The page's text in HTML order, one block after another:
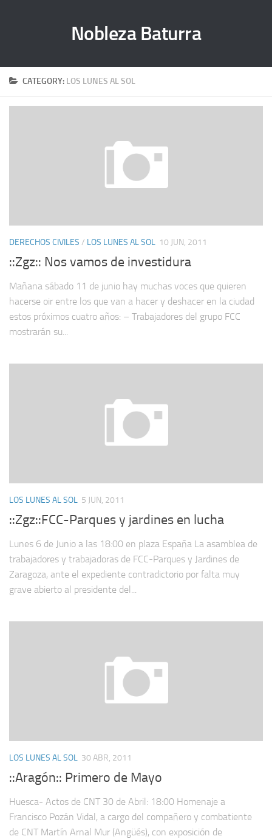
Nobleza Baturra
CATEGORY: LOS LUNES AL SOL
DERECHOS CIVILES / LOS LUNES AL SOL 10 JUN, 2011
::Zgz:: Nos vamos de investidura
Mañana sábado 11 de junio hay muchas voces que quieren
hacerse oir entre los que van a hacer y deshacer en la ciudad
estos próximos cuatro años: – Trabajadores del grupo FCC
mostrarán su...
LOS LUNES AL SOL 5 JUN, 2011
::Zgz::FCC-Parques y jardines en lucha
Lunes 6 de Junio a las 18:00 en plaza España La asamblea de
trabajadores y trabajadoras de FCC-Parques y Jardines de
Zaragoza, ante el expediente contradictorio por falta muy
grave abierto al presidente del...
LOS LUNES AL SOL 30 ABR, 2011
::Aragón:: Primero de Mayo
Huesca- Actos de CNT 30 de Abril: 18:00 Homenaje a
Francisco Pozán Vidal, a cargo del compañero y combatiente
de CNT Martín Arnal Mur (Angüés), con exposición de